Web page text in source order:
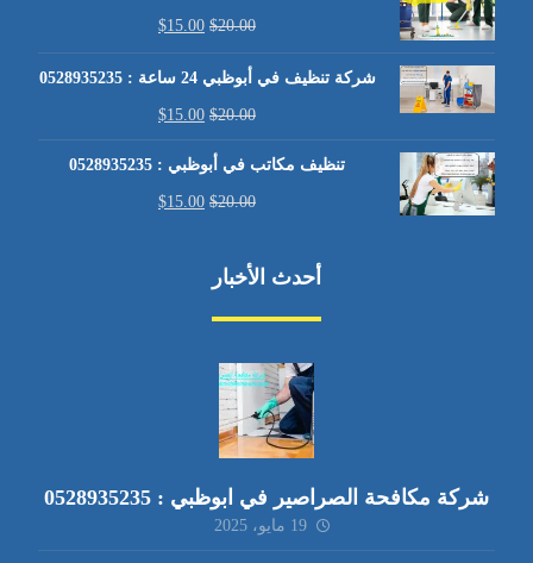
$20.00
$15.00
شركة تنظيف في أبوظبي 24 ساعة : 0528935235
$20.00
$15.00
تنظيف مكاتب في أبوظبي : 0528935235
$20.00
$15.00
أحدث الأخبار
شركة مكافحة الصراصير في ابوظبي : 0528935235
19 مايو، 2025